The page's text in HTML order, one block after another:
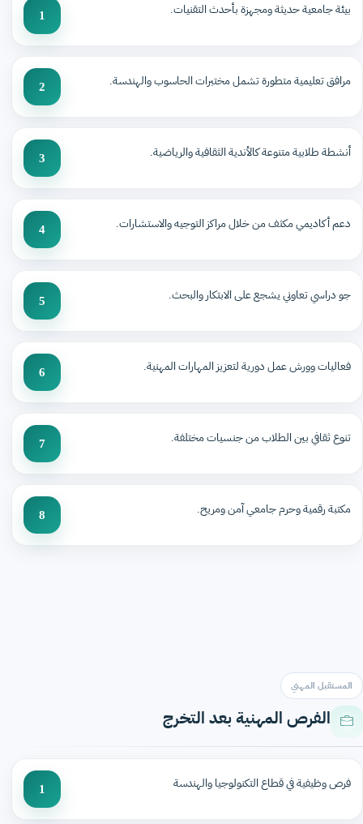
بيئة جامعية حديثة ومجهزة بأحدث التقنيات. 1
مرافق تعليمية متطورة تشمل مختبرات الحاسوب والهندسة. 2
أنشطة طلابية متنوعة كالأندية الثقافية والرياضية. 3
دعم أكاديمي مكثف من خلال مراكز التوجيه والاستشارات. 4
جو دراسي تعاوني يشجع على الابتكار والبحث. 5
فعاليات وورش عمل دورية لتعزيز المهارات المهنية. 6
تنوع ثقافي بين الطلاب من جنسيات مختلفة. 7
مكتبة رقمية وحرم جامعي آمن ومريح. 8
المستقبل المهني
الفرص المهنية بعد التخرج
فرص وظيفية في قطاع التكنولوجيا والهندسة 1